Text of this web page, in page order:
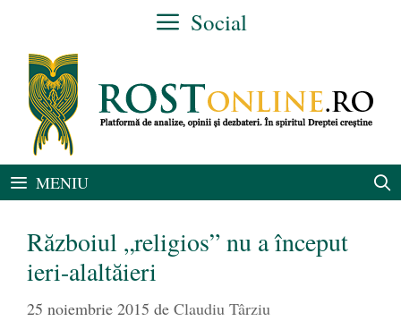
conținut
Social
MENIU
Războiul „religios” nu a început
ieri-alaltăieri
25 noiembrie 2015 de Claudiu Târziu